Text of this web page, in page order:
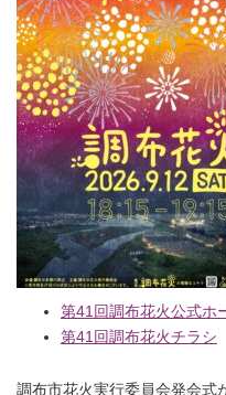
第41回調布花火公式ホ
第41回調布花火チラシ
調布市花火実行委員会発会式